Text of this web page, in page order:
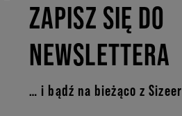
ZAPISZ SIĘ DO
NEWSLETTERA
… i bądź na bieżąco z Sizeer